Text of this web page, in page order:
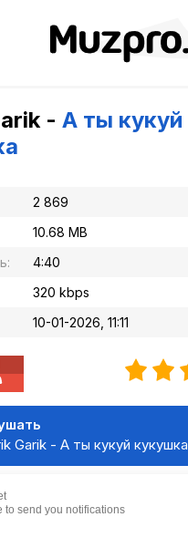
- А ты кукуй
2 869
10.68 MB
4:40
320 kbps
10-01-2026, 11:11
Garik - А ты кукуй кукушка
трек
to send you notifications